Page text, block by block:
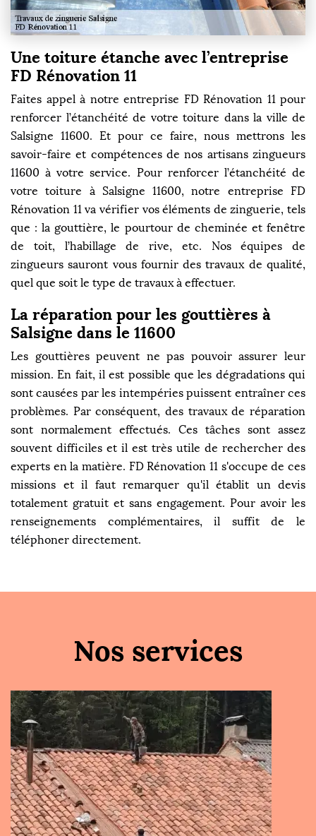
Une toiture étanche avec l’entreprise
FD Rénovation 11
Faites appel à notre entreprise FD Rénovation 11 pour
renforcer l’étanchéité de votre toiture dans la ville de
Salsigne 11600. Et pour ce faire, nous mettrons les
savoir-faire et compétences de nos artisans zingueurs
11600 à votre service. Pour renforcer l’étanchéité de
votre toiture à Salsigne 11600, notre entreprise FD
Rénovation 11 va vérifier vos éléments de zinguerie, tels
que : la gouttière, le pourtour de cheminée et fenêtre
de toit, l’habillage de rive, etc. Nos équipes de
zingueurs sauront vous fournir des travaux de qualité,
quel que soit le type de travaux à effectuer.
La réparation pour les gouttières à
Salsigne dans le 11600
Les gouttières peuvent ne pas pouvoir assurer leur
mission. En fait, il est possible que les dégradations qui
sont causées par les intempéries puissent entraîner ces
problèmes. Par conséquent, des travaux de réparation
sont normalement effectués. Ces tâches sont assez
souvent difficiles et il est très utile de rechercher des
experts en la matière. FD Rénovation 11 s'occupe de ces
missions et il faut remarquer qu'il établit un devis
totalement gratuit et sans engagement. Pour avoir les
renseignements complémentaires, il suffit de le
téléphoner directement.
Nos services